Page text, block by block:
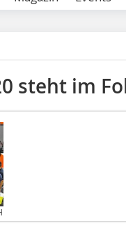
steht im